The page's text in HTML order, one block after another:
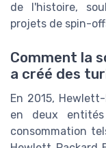
de l'histoire,
projets de spin-
Comment la
a créé des
En 2015,
en deux
consommation